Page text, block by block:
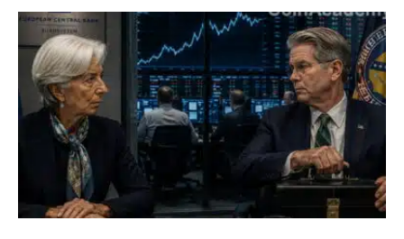
Yen : Washington a vendu des euros sans prévenir la